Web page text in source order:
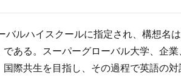
バルハイスクールに指定され、構想名
ある。スーパーグローバル大学、企
際共生を目指し、その過程で英語の